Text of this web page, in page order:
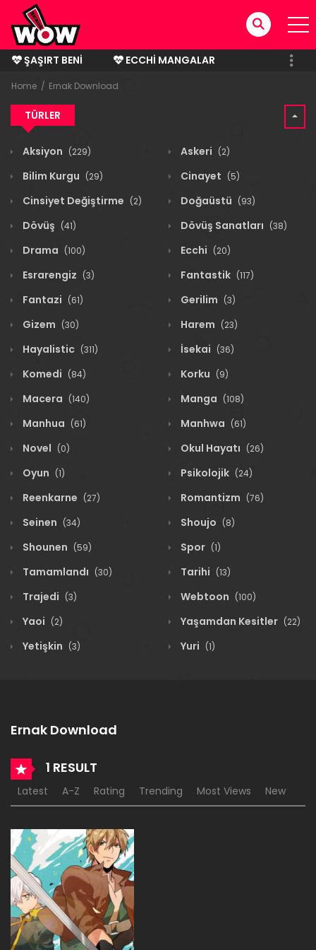
ŞAŞIRT BENI
ECCHI MANGALAR
BITMIŞ MANGALAR
Home Ernak Download
TÜRLER
Aksiyon (229) Askeri (2)
Bilim Kurgu (29) Cinayet (5)
Cinsiyet Değiştirme (2) Doğaüstü (93)
Dövüş (41) Dövüş Sanatları (38)
Drama (100) Ecchi (20)
Esrarengiz (3) Fantastik (117)
Fantazi (61) Gerilim (3)
Gizem (30) Harem (23)
Hayalistic (311) İsekai (36)
Komedi (84) Korku (9)
Macera (140) Manga (108)
Manhua (61) Manhwa (61)
Novel (0) Okul Hayatı (26)
Oyun (1) Psikolojik (24)
Reenkarne (27) Romantizm (76)
Seinen (34) Shoujo (8)
Shounen (59) Spor (1)
Tamamlandı (30) Tarihi (13)
Trajedi (3) Webtoon (100)
Yaoi (2) Yaşamdan Kesitler (22)
Yetişkin (3) Yuri (1)
Ernak Download
1 RESULT
Latest A-Z Rating Trending Most Views New